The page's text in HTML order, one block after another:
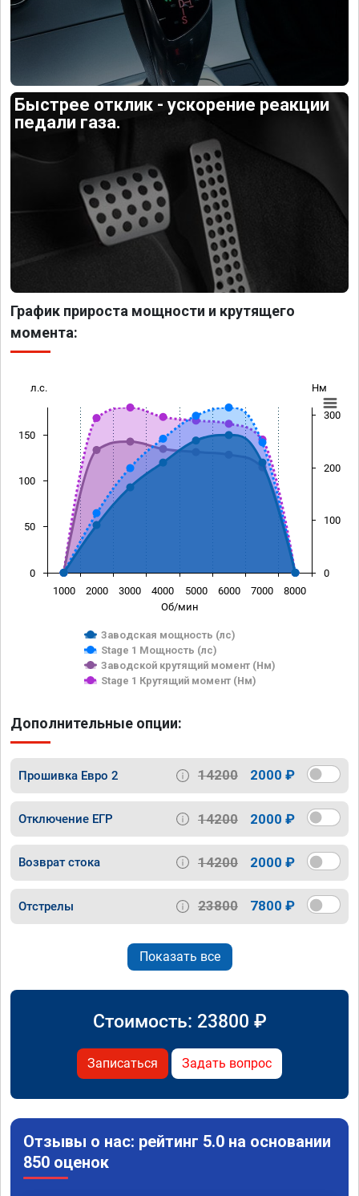
Быстрее отклик - ускорение реакции
педали газа.
График прироста мощности и крутящего
момента:
Об/мин
л.с. Нм
Заводская мощность (лс)
Stage 1 Мощность (лс)
Заводской крутящий момент (Нм)
Stage 1 Крутящий момент (Нм)
1000 2000 3000 4000 5000 6000 7000 8000
0
50
100
150
0
100
200
300
Дополнительные опции:
Прошивка Евро 2 14200 2000 ₽
Отключение ЕГР 14200 2000 ₽
Возврат стока 14200 2000 ₽
Отстрелы 23800 7800 ₽
Показать все
Стоимость: 23800 ₽
Записаться Задать вопрос
Отзывы о нас: рейтинг 5.0 на основании
850 оценок